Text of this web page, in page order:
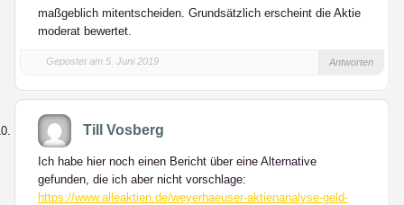
maßgeblich mitentscheiden. Grundsätzlich erscheint die Aktie
moderat bewertet.
Gepostet am 5. Juni 2019 Antworten
Till Vosberg
Ich habe hier noch einen Bericht über eine Alternative
gefunden, die ich aber nicht vorschlage:
https://www.alleaktien.de/weyerhaeuser-aktienanalyse-geld-